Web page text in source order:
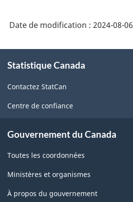
Date de modification : 2024-08-06
propos
ce
site
Statistique Canada
Contactez StatCan
Centre de confiance
Gouvernement du Canada
Toutes les coordonnées
Ministères et organismes
À propos du gouvernement